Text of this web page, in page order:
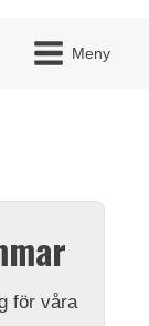
Meny
för våra